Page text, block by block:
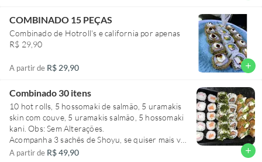
5 sashimi atum
5 sashimi salmão
5 sashimi peixe branco (saint Peter)
2 Uramaki california
COMBINADO 15 PEÇAS
Combinado de Hotroll's e california por apenas
R$ 29,90
A partir de R$ 29,90 add
Combinado 30 itens
10 hot rolls, 5 hossomaki de salmão, 5 uramakis
skin com couve, 5 uramakis salmão, 5 hossomaki
kani. Obs: Sem Alterações.
Acompanha 3 sachês de Shoyu, se quiser mais vá
na aba molhos/acessórios e efetue sua compra.
A partir de R$ 49,90 add